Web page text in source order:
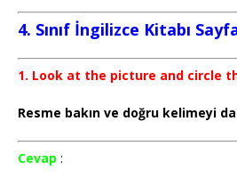
4. Sınıf İngilizce Kitabı
1. Look at the picture and circle
Resme bakın ve doğru kelimeyi
Cevap :